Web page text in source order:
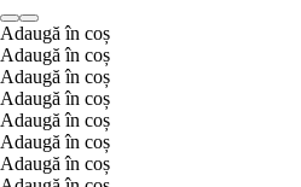
Adaugă în coș
Adaugă în coș
Adaugă în coș
Adaugă în coș
Adaugă în coș
Adaugă în coș
Adaugă în coș